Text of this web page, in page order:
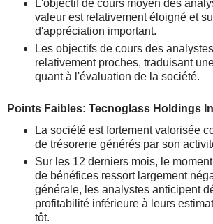
L'objectif de cours moyen des
valeur est relativement éloigné et
d'appréciation important.
Les objectifs de cours des
relativement proches, traduisant
quant à l'évaluation de la société.
Points Faibles: Tecnoglass Holdings
La société est fortement valorisée
de trésorerie générés par son
Sur les 12 derniers mois, le
de bénéfices ressort largement
générale, les analystes anticipent
profitabilité inférieure à leurs
tôt.